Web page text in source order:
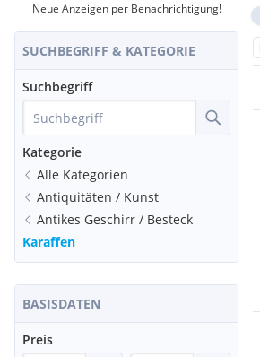
Neue Anzeigen per Benachrichtigung!
SUCHBEGRIFF & KATEGORIE
Suchbegriff
Kategorie
Alle Kategorien
Antiquitäten / Kunst
Antikes Geschirr / Besteck
Karaffen
BASISDATEN
Preis